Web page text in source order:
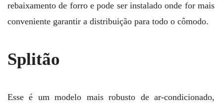
rebaixamento de forro e pode ser instalado onde for mais
conveniente garantir a distribuição para todo o cômodo.
Splitão
Esse é um modelo mais robusto de ar-condicionado,